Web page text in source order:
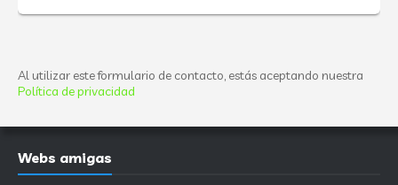
Al utilizar este formulario de contacto, estás aceptando nuestra
Política de privacidad
Webs amigas